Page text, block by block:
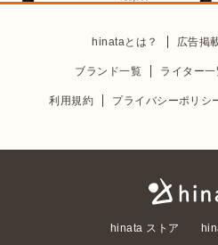
hinataとは？ 広告掲
ブランド一覧 ライター一
利用規約 プライバシーポリシ
hinata ストア